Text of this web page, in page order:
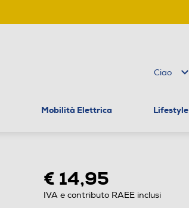
Ciao
Mobilità Elettrica Lifestyle
€ 14,95
IVA e contributo RAEE inclusi